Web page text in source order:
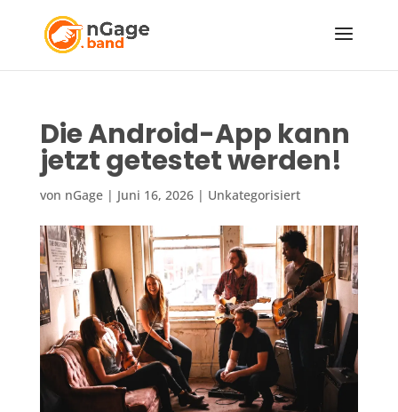
Die Android-App kann
jetzt getestet werden!
von nGage| Juni 16, 2026| Unkategorisiert